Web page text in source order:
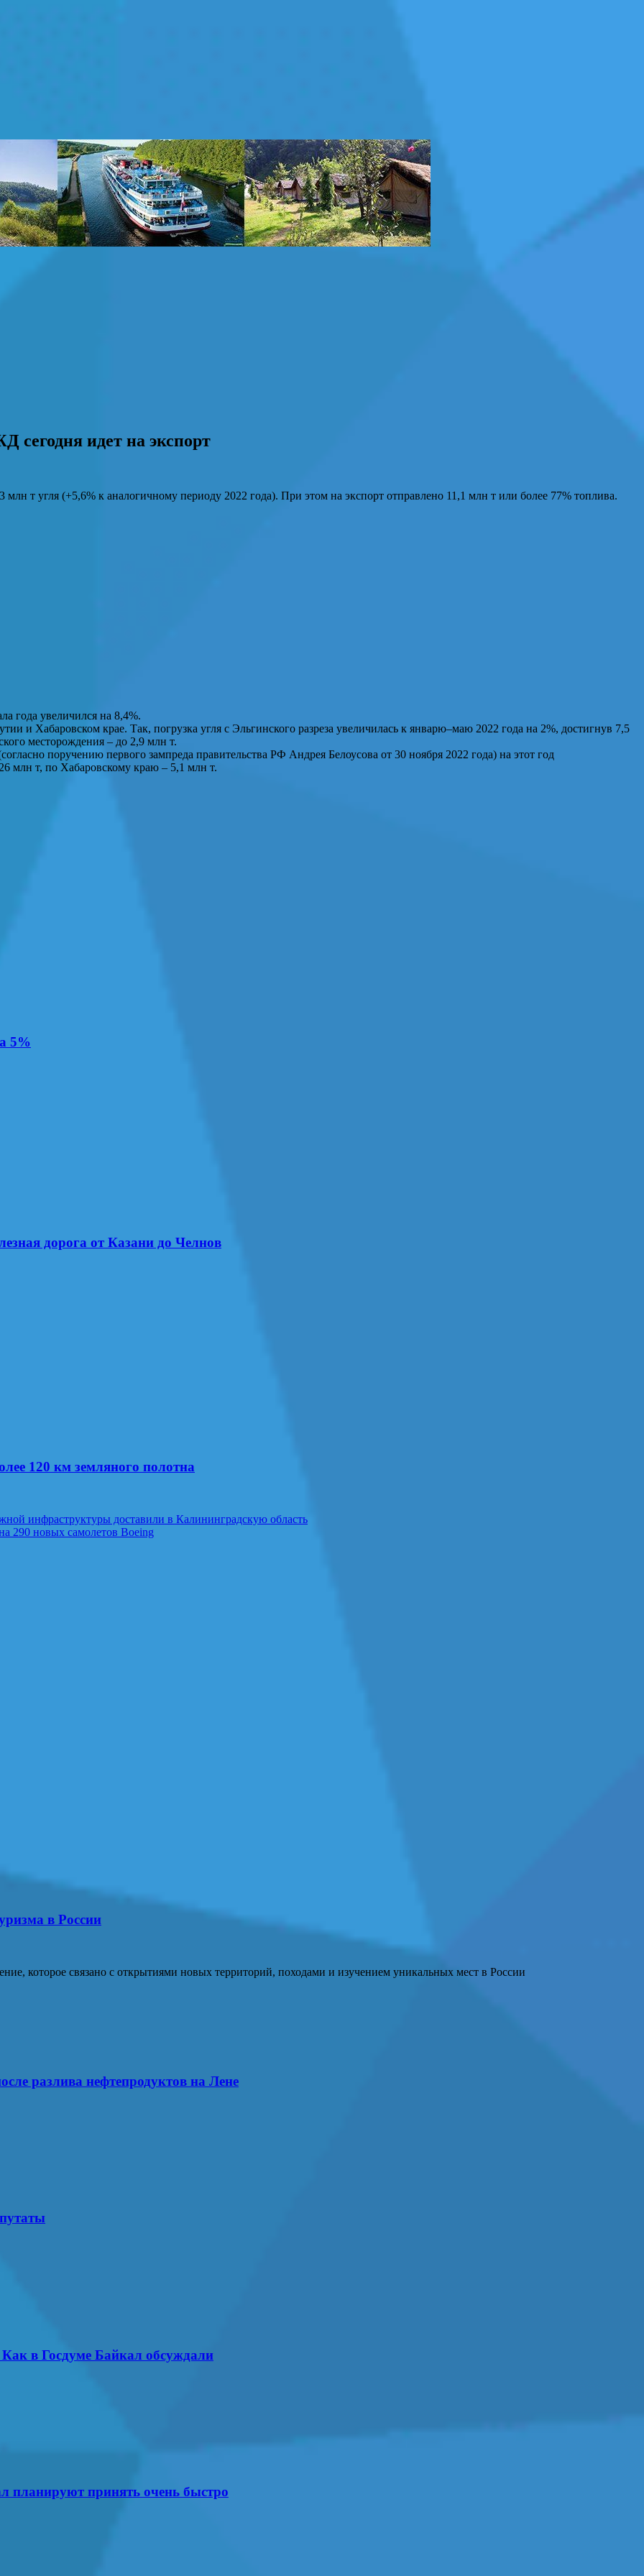
сегодня идет на экспорт
т угля (+5,6% к аналогичному периоду 2022 года). При этом на экспорт отправлено 11,1 млн т или более 77% топлива.
года увеличился на 8,4%.
и Хабаровском крае. Так, погрузка угля с Эльгинского разреза увеличилась к январю–маю 2022 года на 2%, достигнув 7,5
месторождения – до 2,9 млн т.
поручению первого зампреда правительства РФ Андрея Белоусова от 30 ноября 2022 года) на этот год
млн т, по Хабаровскому краю – 5,1 млн т.
5%
дорога от Казани до Челнов
120 км земляного полотна
инфраструктуры доставили в Калининградскую область
290 новых самолетов Boeing
в России
которое связано с открытиями новых территорий, походами и изучением уникальных мест в России
разлива нефтепродуктов на Лене
в Госдуме Байкал обсуждали
планируют принять очень быстро